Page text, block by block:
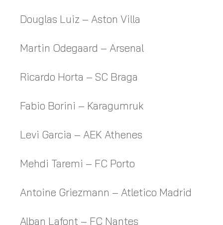
Douglas Luiz – Aston Villa
Martin Odegaard – Arsenal
Ricardo Horta – SC Braga
Fabio Borini – Karagumruk
Levi Garcia – AEK Athenes
Mehdi Taremi – FC Porto
Antoine Griezmann – Atletico Madrid
Alban Lafont – FC Nantes